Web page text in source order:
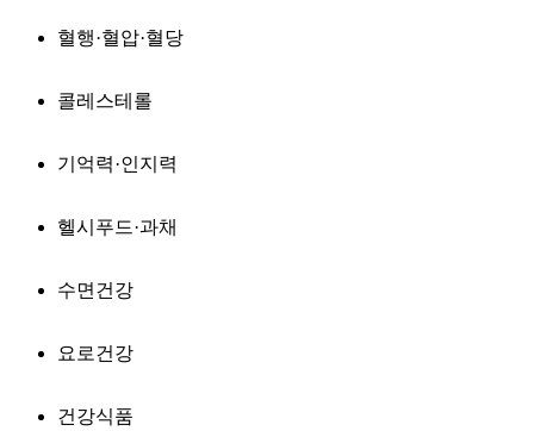
혈행·혈압·혈당
콜레스테롤
기억력·인지력
헬시푸드·과채
수면건강
요로건강
건강식품